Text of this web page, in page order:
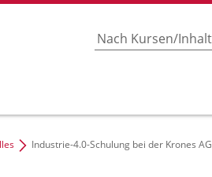
Industrie-​4.0-​Schulung bei der Krones AG